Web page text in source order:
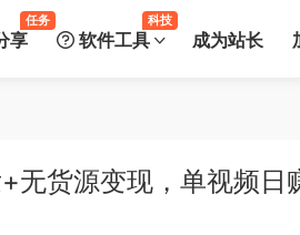
享
任务
软件工具
科技
成为站长
无货源变现，单视频日